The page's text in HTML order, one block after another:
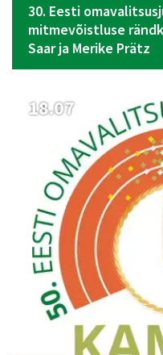
30. Eesti
mitmevõistluse
Saar ja Merike Prätz
18.07